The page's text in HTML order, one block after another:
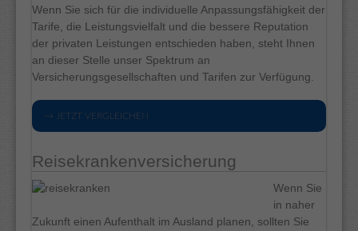
Wenn Sie sich für die individuelle Anpassungsfähigkeit der
Tarife, die Leistungsvielfalt und die bessere Reputation
der privaten Leistungen entschieden haben, steht Ihnen
an dieser Stelle unser Spektrum an
Versicherungsgesellschaften und Tarifen zur Verfügung.
→ JETZT VERGLEICHEN
Reisekrankenversicherung
Wenn Sie
in naher
Zukunft einen Aufenthalt im Ausland planen, sollten Sie